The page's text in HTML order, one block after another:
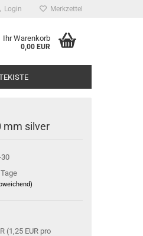
Login Merkzettel
Ihr Warenkorb
0,00 EUR
mm silver
(1,25 EUR pro